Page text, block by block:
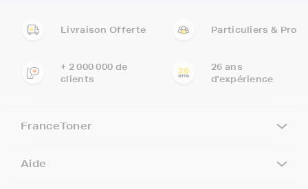
Livraison Offerte Particuliers & Pro
+ 2 000 000 de
clients
26 ans
d'expérience
FranceToner
Aide